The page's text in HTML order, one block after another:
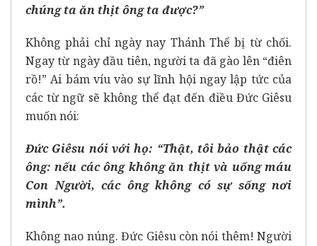
chúng ta ăn thịt ông ta được?”
Không phải chỉ ngày nay Thánh Thể bị từ chối.
Ngay từ ngày đầu tiên, người ta đã gào lên “điên
rồ!” Ai bám víu vào sự lĩnh hội ngay lập tức của
các từ ngữ sẽ không thể đạt đến điều Đức Giêsu
muốn nói:
Đức Giêsu nói với họ: “Thật, tôi bảo thật các
ông: nếu các ông không ăn thịt và uống máu
Con Người, các ông không có sự sống nơi
mình”.
Không nao núng. Đức Giêsu còn nói thêm! Người